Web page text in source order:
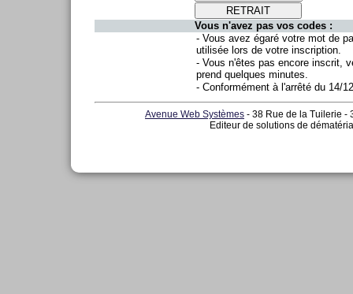
Vous n'avez pas vos codes :
- Vous avez égaré votre mot de
utilisée lors de votre inscription.
- Vous n'êtes pas encore inscrit,
prend quelques minutes.
- Conformément à l'arrêté du 14/
Avenue Web Systèmes - 38 Rue de la Tuilerie -
Editeur de solutions de